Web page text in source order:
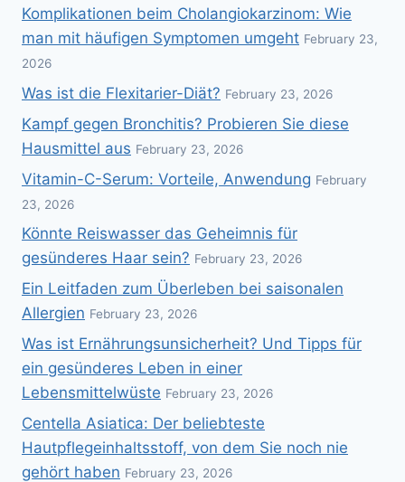
Komplikationen beim Cholangiokarzinom: Wie
man mit häufigen Symptomen umgeht February 23,
2026
Was ist die Flexitarier-Diät? February 23, 2026
Kampf gegen Bronchitis? Probieren Sie diese
Hausmittel aus February 23, 2026
Vitamin-C-Serum: Vorteile, Anwendung February
23, 2026
Könnte Reiswasser das Geheimnis für
gesünderes Haar sein? February 23, 2026
Ein Leitfaden zum Überleben bei saisonalen
Allergien February 23, 2026
Was ist Ernährungsunsicherheit? Und Tipps für
ein gesünderes Leben in einer
Lebensmittelwüste February 23, 2026
Centella Asiatica: Der beliebteste
Hautpflegeinhaltsstoff, von dem Sie noch nie
gehört haben February 23, 2026